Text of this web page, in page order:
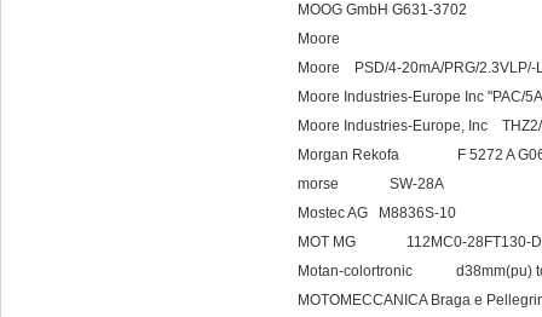
MOOG GmbH G631-3702
Moore
Moore PSD/4-20mA/PRG/2.3VLP/-
Moore Industries-Europe Inc "PAC/
Moore Industries-Europe, Inc
Morgan Rekofa F 5272 A G06
morse SW-28A
Mostec AG M8836S-10
MOT MG 112MC0-28FT130-
Motan-colortronic d38mm(pu) to
MOTOMECCANICA Braga e